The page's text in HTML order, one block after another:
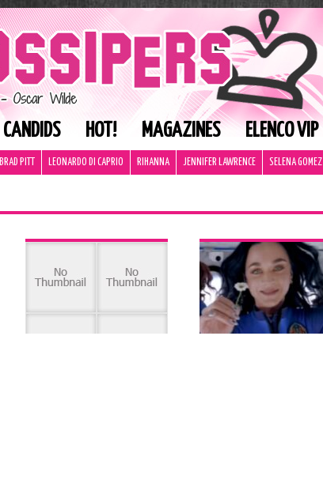
CANDIDS HOT! MAGAZINES ELENCO VIP
BRAD PITT LEONARDO DI CAPRIO RIHANNA JENNIFER LAWRENCE SELENA GOMEZ